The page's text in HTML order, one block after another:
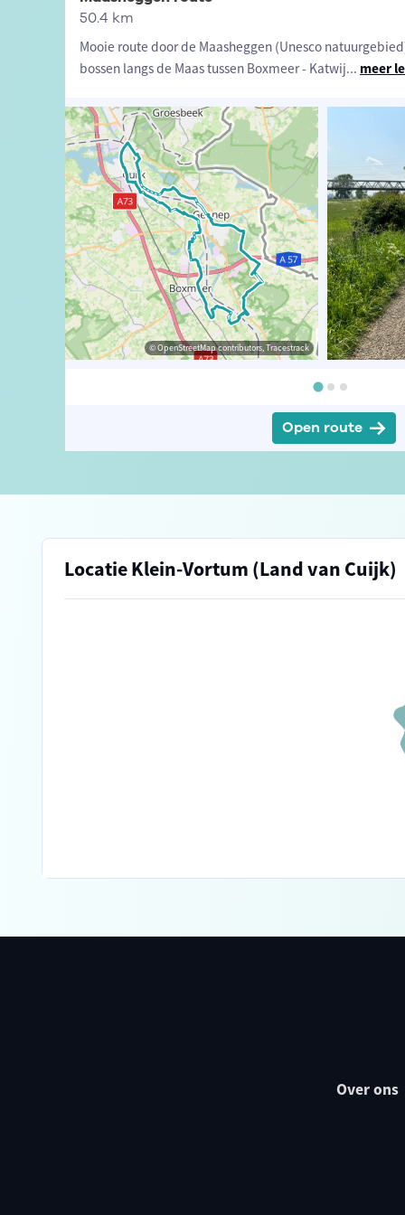
50.4 km
Mooie route door de Maasheggen (Unesco
bossen langs de Maas tussen Boxmeer - Katwij... meer
© OpenStreetMap contributors, Tracestrack
Open route
© Tessa Jansen © OpenStreetMap contributors, Tracestrack
Locatie Klein-Vortum (Land van Cuijk)
Over ons